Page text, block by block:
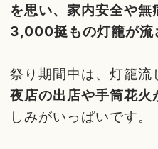
を思い、家内安全や
3,000挺もの灯籠が流
祭り期間中は、灯籠流
夜店の出店や手筒花火
しみがいっぱいです。